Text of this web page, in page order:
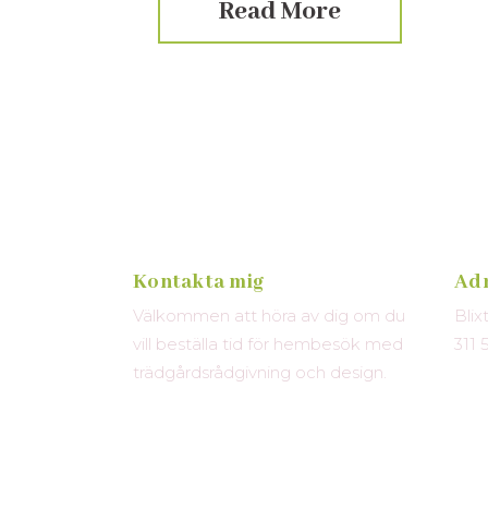
Read More
Kontakta mig
Välkommen att höra av dig om du
vill beställa tid för hembesök med
trädgårdsrådgivning och design.
311